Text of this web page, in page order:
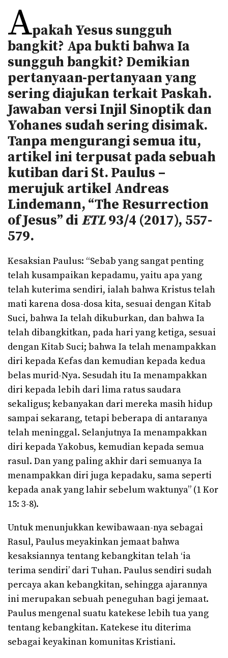
Apakah Yesus sungguh
bangkit? Apa bukti bahwa Ia
sungguh bangkit? Demikian
pertanyaan-pertanyaan yang
sering diajukan terkait Paskah.
Jawaban versi Injil Sinoptik dan
Yohanes sudah sering disimak.
Tanpa mengurangi semua itu,
artikel ini terpusat pada sebuah
kutiban dari St. Paulus –
merujuk artikel Andreas
Lindemann, “The Resurrection
of Jesus” di ETL93/4 (2017), 557-
579.
Kesaksian Paulus: “Sebab yang sangat penting
telah kusampaikan kepadamu, yaitu apa yang
telah kuterima sendiri, ialah bahwa Kristus telah
mati karena dosa-dosa kita, sesuai dengan Kitab
Suci, bahwa Ia telah dikuburkan, dan bahwa Ia
telah dibangkitkan, pada hari yang ketiga, sesuai
dengan Kitab Suci; bahwa Ia telah menampakkan
diri kepada Kefas dan kemudian kepada kedua
belas murid-Nya. Sesudah itu Ia menampakkan
diri kepada lebih dari lima ratus saudara
sekaligus; kebanyakan dari mereka masih hidup
sampai sekarang, tetapi beberapa di antaranya
telah meninggal. Selanjutnya Ia menampakkan
diri kepada Yakobus, kemudian kepada semua
rasul. Dan yang paling akhir dari semuanya Ia
menampakkan diri juga kepadaku, sama seperti
kepada anak yang lahir sebelum waktunya” (1 Kor
15: 3-8).
Untuk menunjukkan kewibawaan-nya sebagai
Rasul, Paulus meyakinkan jemaat bahwa
kesaksiannya tentang kebangkitan telah ‘ia
terima sendiri’ dari Tuhan. Paulus sendiri sudah
percaya akan kebangkitan, sehingga ajarannya
ini merupakan sebuah peneguhan bagi jemaat.
Paulus mengenal suatu katekese lebih tua yang
tentang kebangkitan. Katekese itu diterima
sebagai keyakinan komunitas Kristiani.